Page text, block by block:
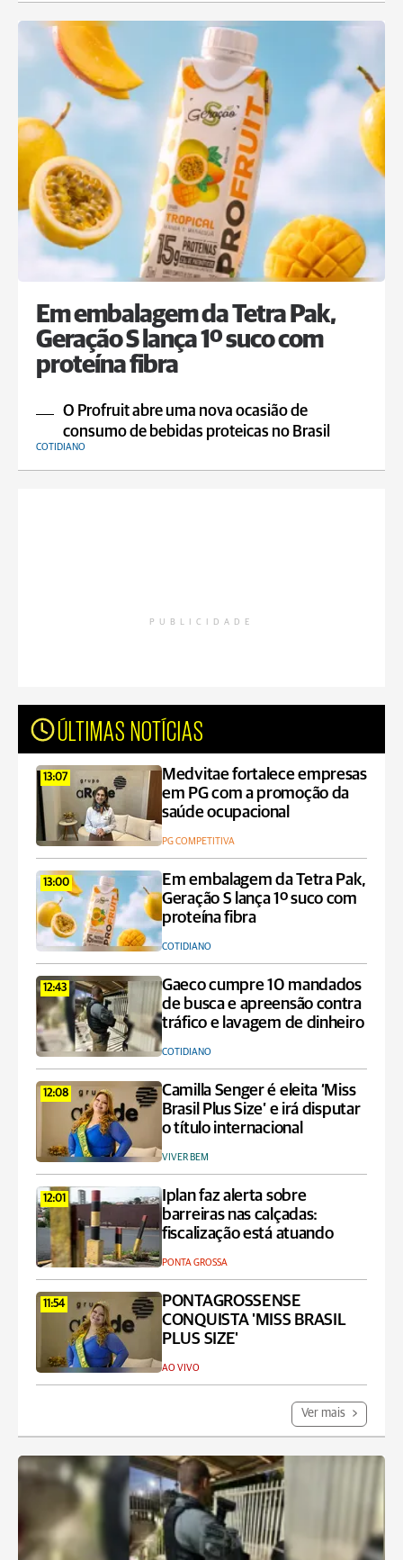
Em embalagem da Tetra Pak,
Geração S lança 1º suco com
proteína fibra
O Profruit abre uma nova ocasião de
consumo de bebidas proteicas no Brasil
COTIDIANO
PUBLICIDADE
ÚLTIMAS NOTÍCIAS
13:07
Medvitae fortalece empresas
em PG com a promoção da
saúde ocupacional
PG COMPETITIVA
13:00
Em embalagem da Tetra Pak,
Geração S lança 1º suco com
proteína fibra
COTIDIANO
12:43
Gaeco cumpre 10 mandados
de busca e apreensão contra
tráfico e lavagem de dinheiro
COTIDIANO
12:08
Camilla Senger é eleita ‘Miss
Brasil Plus Size’ e irá disputar
o título internacional
VIVER BEM
12:01
Iplan faz alerta sobre
barreiras nas calçadas:
fiscalização está atuando
PONTA GROSSA
11:54
PONTAGROSSENSE
CONQUISTA 'MISS BRASIL
PLUS SIZE'
AO VIVO
Ver mais